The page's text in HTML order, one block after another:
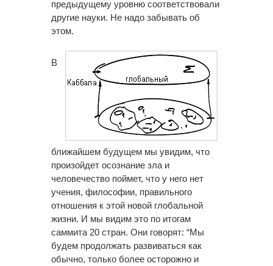
предыдущему уровню соответствовали
другие науки. Не надо забывать об
этом.
В
ближайшем будущем мы увидим, что
произойдет осознание зла и
человечество поймет, что у него нет
учения, философии, правильного
отношения к этой новой глобальной
жизни. И мы видим это по итогам
саммита 20 стран. Они говорят: “Мы
будем продолжать развиваться как
обычно, только более осторожно и